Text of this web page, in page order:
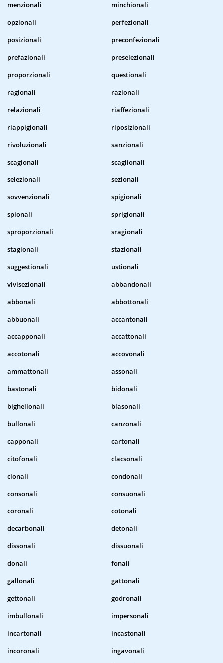
menzionali
minchionali
opzionali
perfezionali
posizionali
preconfezionali
prefazionali
preselezionali
proporzionali
questionali
ragionali
razionali
relazionali
riaffezionali
riappigionali
riposizionali
rivoluzionali
sanzionali
scagionali
scaglionali
selezionali
sezionali
sovvenzionali
spigionali
spionali
sprigionali
sproporzionali
sragionali
stagionali
stazionali
suggestionali
ustionali
vivisezionali
abbandonali
abbonali
abbottonali
abbuonali
accantonali
accapponali
accattonali
accotonali
accovonali
ammattonali
assonali
bastonali
bidonali
bighellonali
blasonali
bullonali
canzonali
capponali
cartonali
citofonali
clacsonali
clonali
condonali
consonali
consuonali
coronali
cotonali
decarbonali
detonali
dissonali
dissuonali
donali
fonali
gallonali
gattonali
gettonali
godronali
imbullonali
impersonali
incartonali
incastonali
incoronali
ingavonali